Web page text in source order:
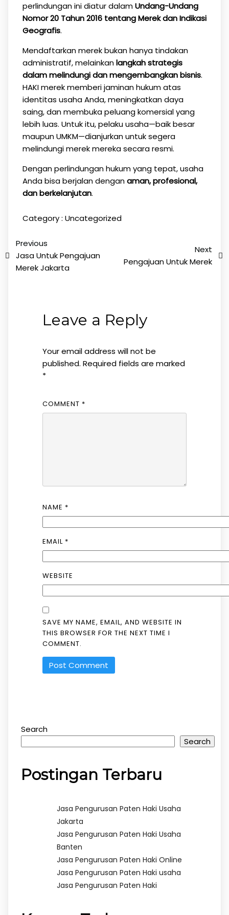
perlindungan ini diatur dalamUndang-Undang
Nomor 20 Tahun 2016 tentang Merek dan Indikasi
Geografis.
Mendaftarkan merek bukan hanya tindakan
administratif, melainkanlangkah strategis
dalam melindungi dan mengembangkan bisnis.
HAKI merek memberi jaminan hukum atas
identitas usaha Anda, meningkatkan daya
saing, dan membuka peluang komersial yang
lebih luas. Untuk itu, pelaku usaha—baik besar
maupun UMKM—dianjurkan untuk segera
melindungi merek mereka secara resmi.
Dengan perlindungan hukum yang tepat, usaha
Anda bisa berjalan denganaman, profesional,
dan berkelanjutan.
Category : Uncategorized
Previous
Jasa Untuk Pengajuan
Merek Jakarta
Next
Pengajuan Untuk Merek
Leave a Reply
Your email address will not be
published. Required fields are marked
*
COMMENT *
NAME *
EMAIL *
WEBSITE
SAVE MY NAME, EMAIL, AND WEBSITE IN
THIS BROWSER FOR THE NEXT TIME I
COMMENT.
Search
Search
Postingan Terbaru
Jasa Pengurusan Paten Haki Usaha
Jakarta
Jasa Pengurusan Paten Haki Usaha
Banten
Jasa Pengurusan Paten Haki Online
Jasa Pengurusan Paten Haki usaha
Jasa Pengurusan Paten Haki